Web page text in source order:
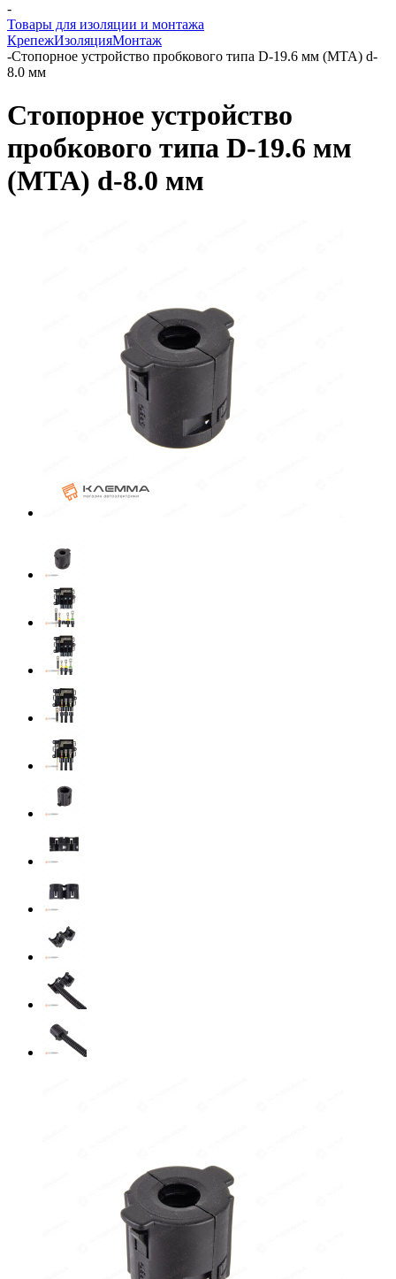
-
Товары для изоляции и монтажа
КрепежИзоляцияМонтаж
-Стопорное устройство пробкового типа D-19.6 мм (MTA) d-
8.0 мм
Стопорное устройство
пробкового типа D-19.6 мм
(MTA) d-8.0 мм